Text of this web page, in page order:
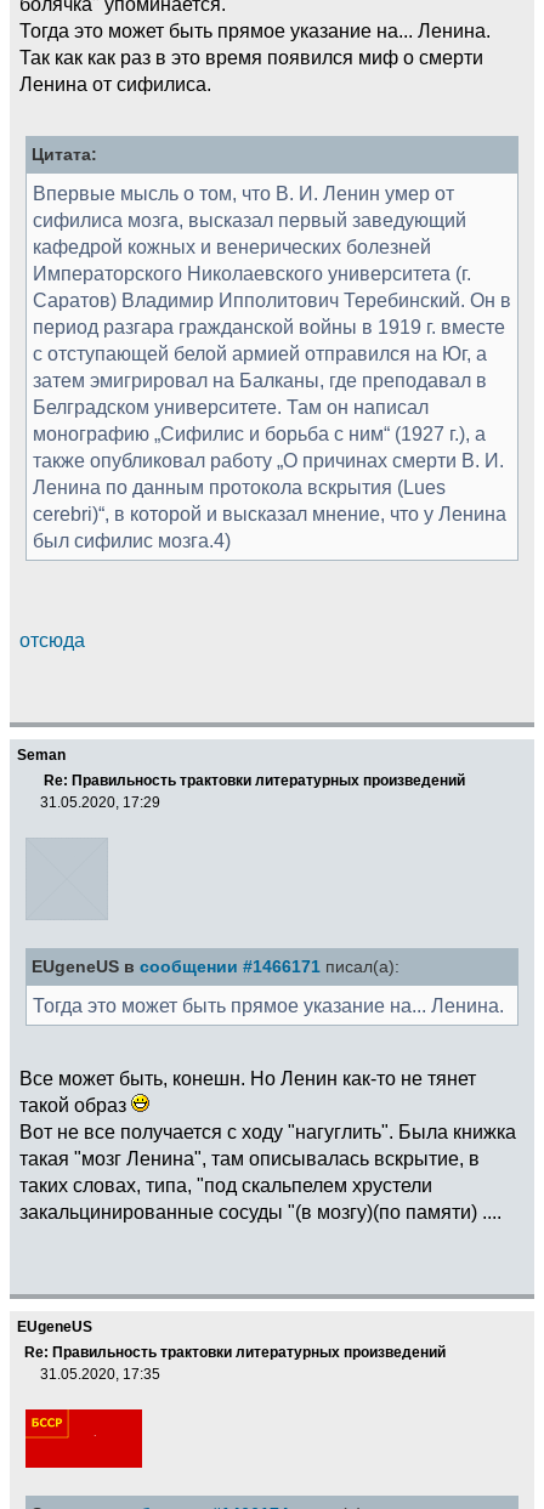
Тогда это может быть прямое указание на... Ленина.
Так как как раз в это время появился миф о смерти
Ленина от сифилиса.
Цитата:
Впервые мысль о том, что В. И. Ленин умер от
сифилиса мозга, высказал первый заведующий
кафедрой кожных и венерических болезней
Императорского Николаевского университета (г.
Саратов) Владимир Ипполитович Теребинский. Он в
период разгара гражданской войны в 1919 г. вместе
с отступающей белой армией отправился на Юг, а
затем эмигрировал на Балканы, где преподавал в
Белградском университете. Там он написал
монографию „Сифилис и борьба с ним“ (1927 г.), а
также опубликовал работу „О причинах смерти В. И.
Ленина по данным протокола вскрытия (Lues
cerebri)“, в которой и высказал мнение, что у Ленина
был сифилис мозга.4)
отсюда
Seman
Re: Правильность трактовки литературных произведений
31.05.2020, 17:29
EUgeneUS в сообщении #1466171 писал(а):
Тогда это может быть прямое указание на... Ленина.
Все может быть, конешн. Но Ленин как-то не тянет
такой образ
Вот не все получается с ходу "нагуглить". Была книжка
такая "мозг Ленина", там описывалась вскрытие, в
таких словах, типа, "под скальпелем хрустели
закальцинированные сосуды "(в мозгу)(по памяти) ....
EUgeneUS
Re: Правильность трактовки литературных произведений
31.05.2020, 17:35